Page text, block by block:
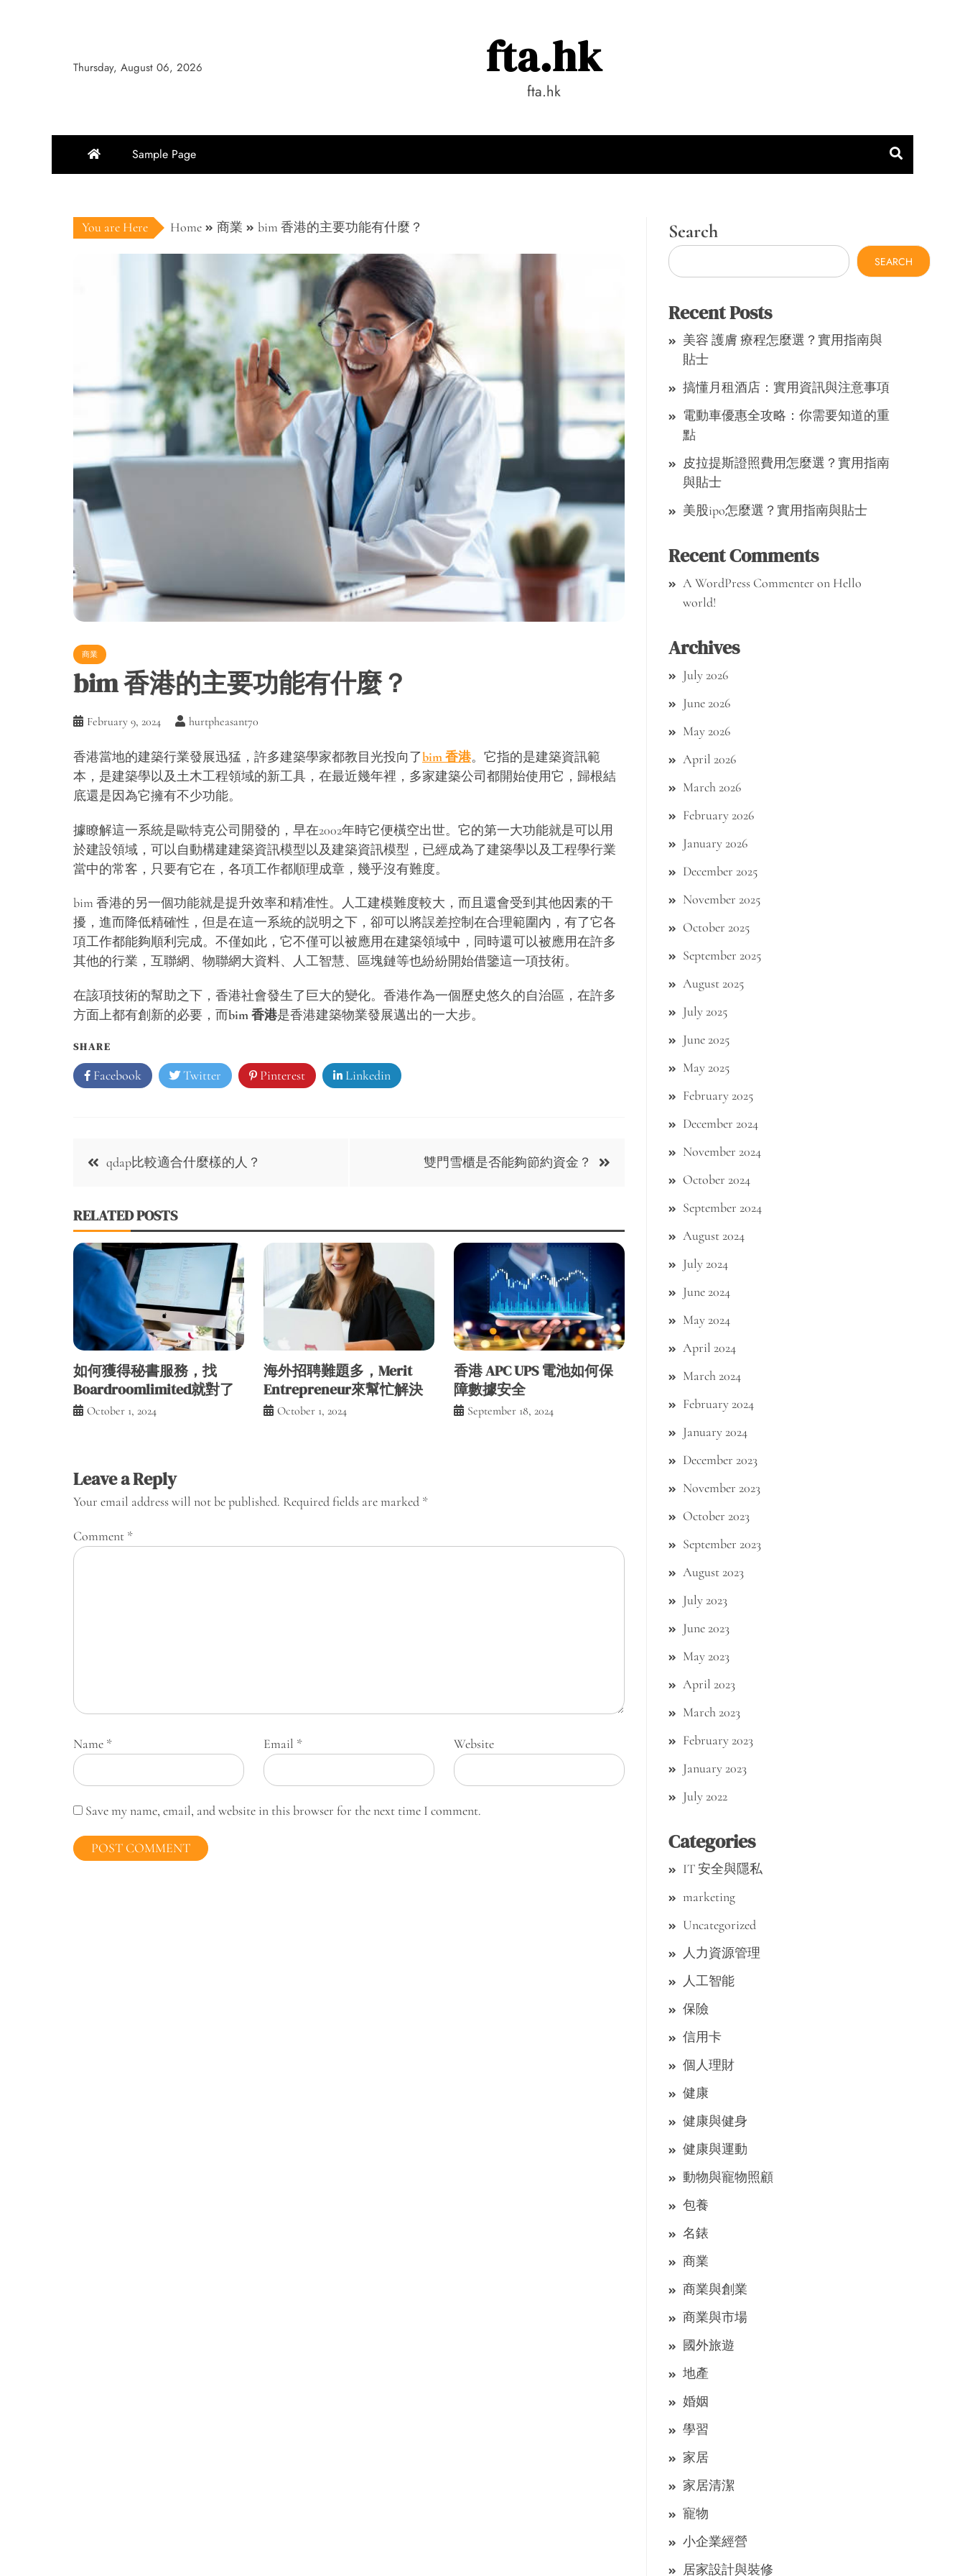
Thursday, August 06, 2026
fta.hk
fta.hk
Sample Page
You are Here Home 商業 bim 香港的主要功能有什麼？
商業
bim 香港的主要功能有什麼？
February 9, 2024 hurtpheasant70
香港當地的建築行業發展迅猛，許多建築學家都教目光投向了bim 香港。它指的是建築資訊範
本，是建築學以及土木工程領域的新工具，在最近幾年裡，多家建築公司都開始使用它，歸根結
底還是因為它擁有不少功能。
據瞭解這一系統是歐特克公司開發的，早在2002年時它便橫空出世。它的第一大功能就是可以用
於建設領域，可以自動構建建築資訊模型以及建築資訊模型，已經成為了建築學以及工程學行業
當中的常客，只要有它在，各項工作都順理成章，幾乎沒有難度。
bim 香港的另一個功能就是提升效率和精准性。人工建模難度較大，而且還會受到其他因素的干
擾，進而降低精確性，但是在這一系統的説明之下，卻可以將誤差控制在合理範圍內，有了它各
項工作都能夠順利完成。不僅如此，它不僅可以被應用在建築領域中，同時還可以被應用在許多
其他的行業，互聯網、物聯網大資料、人工智慧、區塊鏈等也紛紛開始借鑒這一項技術。
在該項技術的幫助之下，香港社會發生了巨大的變化。香港作為一個歷史悠久的自治區，在許多
方面上都有創新的必要，而bim 香港是香港建築物業發展邁出的一大步。
SHARE
Facebook Twitter Pinterest Linkedin
Post qdap比較適合什麼樣的人？ 雙門雪櫃是否能夠節約資金？
RELATED POSTS
如何獲得秘書服務，找
Boardroomlimited就對了
October 1, 2024
海外招聘難題多，Merit
Entrepreneur來幫忙解決
October 1, 2024
香港 APC UPS 電池如何保
障數據安全
September 18, 2024
Leave a Reply
Your email address will not be published. Required fields are marked *
Comment *
Name * Email * Website
Save my name, email, and website in this browser for the next time I comment.
Search
SEARCH
Recent Posts
美容 護膚 療程怎麼選？實用指南與
貼士
搞懂月租酒店：實用資訊與注意事項
電動車優惠全攻略：你需要知道的重
點
皮拉提斯證照費用怎麼選？實用指南
與貼士
美股ipo怎麼選？實用指南與貼士
Recent Comments
A WordPress Commenter on Hello
world!
Archives
July 2026
June 2026
May 2026
April 2026
March 2026
February 2026
January 2026
December 2025
November 2025
October 2025
September 2025
August 2025
July 2025
June 2025
May 2025
February 2025
December 2024
November 2024
October 2024
September 2024
August 2024
July 2024
June 2024
May 2024
April 2024
March 2024
February 2024
January 2024
December 2023
November 2023
October 2023
September 2023
August 2023
July 2023
June 2023
May 2023
April 2023
March 2023
February 2023
January 2023
July 2022
Categories
IT 安全與隱私
marketing
Uncategorized
人力資源管理
人工智能
保險
信用卡
個人理財
健康
健康與健身
健康與運動
動物與寵物照顧
包養
名錶
商業
商業與創業
商業與市場
國外旅遊
地產
婚姻
學習
家居
家居清潔
寵物
小企業經營
居家設計與裝修